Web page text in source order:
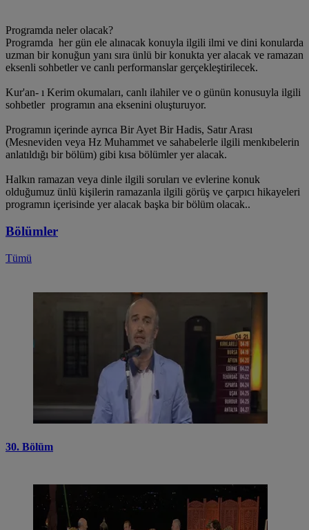
Programda neler olacak?
Programda her gün ele alınacak konuyla ilgili ilmi ve dini konularda
uzman bir konuğun yanı sıra ünlü bir konukta yer alacak ve ramazan
eksenli sohbetler ve canlı performanslar gerçekleştirilecek.
Kur'an- ı Kerim okumaları, canlı ilahiler ve o günün konusuyla ilgili
sohbetler programın ana eksenini oluşturuyor.
Programın içerinde ayrıca Bir Ayet Bir Hadis, Satır Arası
(Mesneviden veya Hz Muhammet ve sahabelerle ilgili menkıbelerin
anlatıldığı bir bölüm) gibi kısa bölümler yer alacak.
Halkın ramazan veya dinle ilgili soruları ve evlerine konuk
olduğumuz ünlü kişilerin ramazanla ilgili görüş ve çarpıcı hikayeleri
programın içerisinde yer alacak başka bir bölüm olacak..
Bölümler
Tümü
30. Bölüm